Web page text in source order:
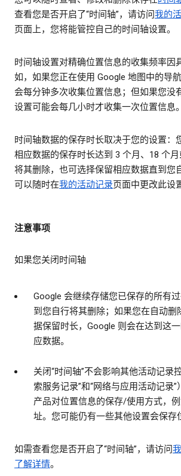
查看您是否开启了“时间轴”，请访问我的
页面上，您将能管控自己的时间轴设置。
时间轴设置对精确位置信息的收集频率因
如，如果您正在使用 Google 地图中的导
会每分钟多次收集位置信息；但如果您没
设置可能会每几小时才收集一次位置信息。
时间轴数据的保存时长取决于您的设置：
相应数据的保存时长达到 3 个月、18 个
将其删除，也可选择保留相应数据直到您
可以随时在我的活动记录页面中更改此设
注意事项
如果您关闭时间轴
Google 会继续存储您已保存的所有
到您自行将其删除；如果您在自动删
据保留时长，Google 则会在达到这
应数据。
关闭“时间轴”不会影响其他活动记录
索服务记录”和“网络与应用活动记录”
产品对位置信息的保存/使用方式，
址。您可能仍有一些其他设置会保存
如需查看您是否开启了“时间轴”，请访问
了解详情。